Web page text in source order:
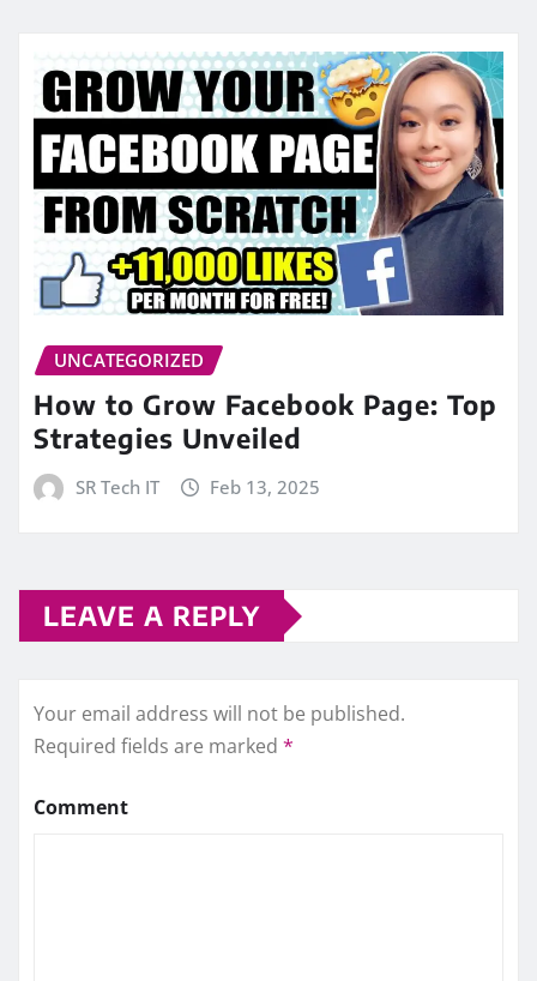
UNCATEGORIZED
How to Grow Facebook Page: Top
Strategies Unveiled
SR Tech IT Feb 13, 2025
LEAVE A REPLY
Your email address will not be published.
Required fields are marked *
Comment